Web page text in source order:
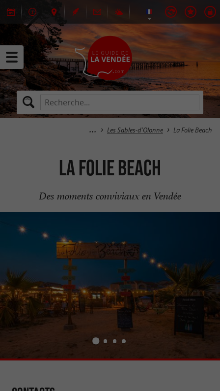
Les Sables-d'Olonne La Folie Beach
La Folie Beach
Des moments conviviaux en Vendée